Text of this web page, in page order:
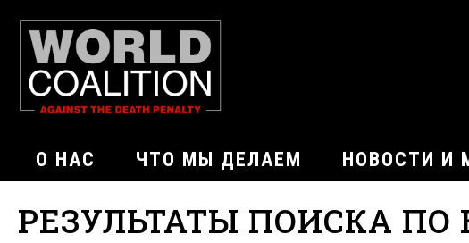
О НАС ЧТО МЫ ДЕЛАЕМ НОВОСТИ И
РЕЗУЛЬТАТЫ ПОИСКА ПО